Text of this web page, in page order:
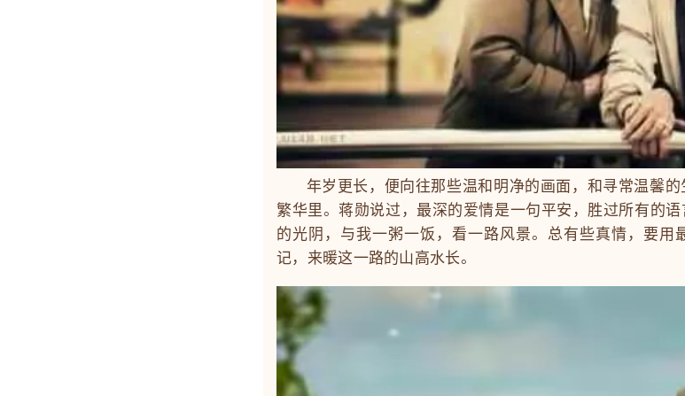
年岁更长，便向往那些温和明净的画面，和寻常温馨的
繁华里。蒋勋说过，最深的爱情是一句平安，胜过所有的
的光阴，与我一粥一饭，看一路风景。总有些真情，要用
记，来暖这一路的山高水长。